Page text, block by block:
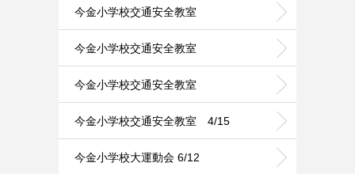
今金小学校交通安全教室
今金小学校交通安全教室
今金小学校交通安全教室
今金小学校交通安全教室 4/15
今金小学校大運動会 6/12